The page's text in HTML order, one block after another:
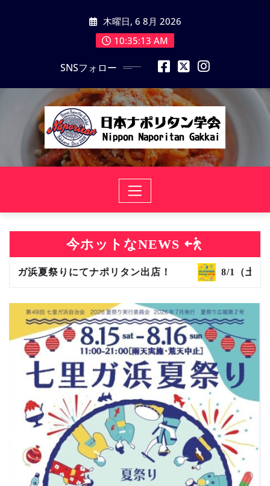
に
木曜日, 6 8月 2026
10:35:14 AM
SNSフォロー
今ホットなNEWS
りにてナポリタン出店！ 8/1（土）